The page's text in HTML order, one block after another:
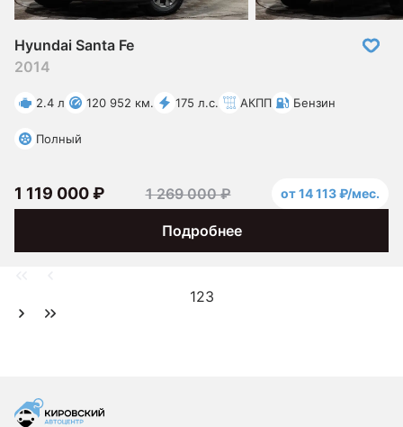
Hyundai Santa Fe
2014
2.4 л 120 952 км. 175 л.с. АКПП Бензин
Полный
Подробнее
1 119 000 ₽ 1 269 000 ₽ от 14 113 ₽/мес.
123